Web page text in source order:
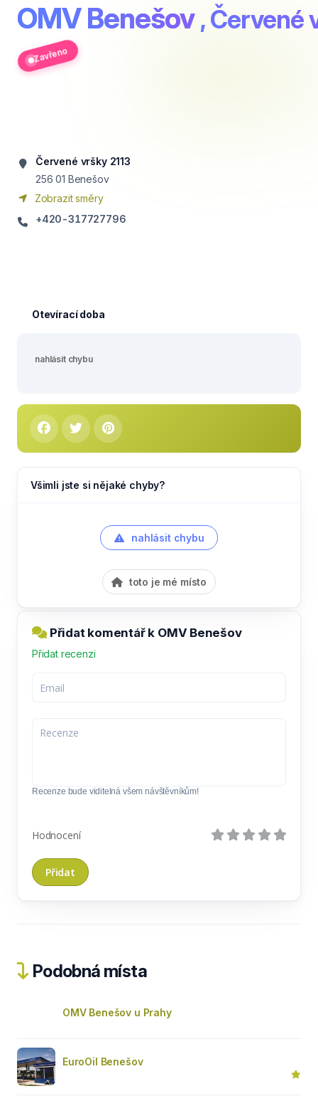
OMV Benešov , Červené
Zavřeno
Červené vršky 2113
256 01 Benešov
Zobrazit směry
+420-317727796
Otevírací doba
nahlásit chybu
Všimli jste si nějaké chyby?
nahlásit chybu
toto je mé místo
Přidat komentář k OMV Benešov
Přidat recenzi
Recenze bude viditelná všem návštěvníkům!
Hodnocení
Podobná místa
OMV Benešov u Prahy
EuroOil Benešov